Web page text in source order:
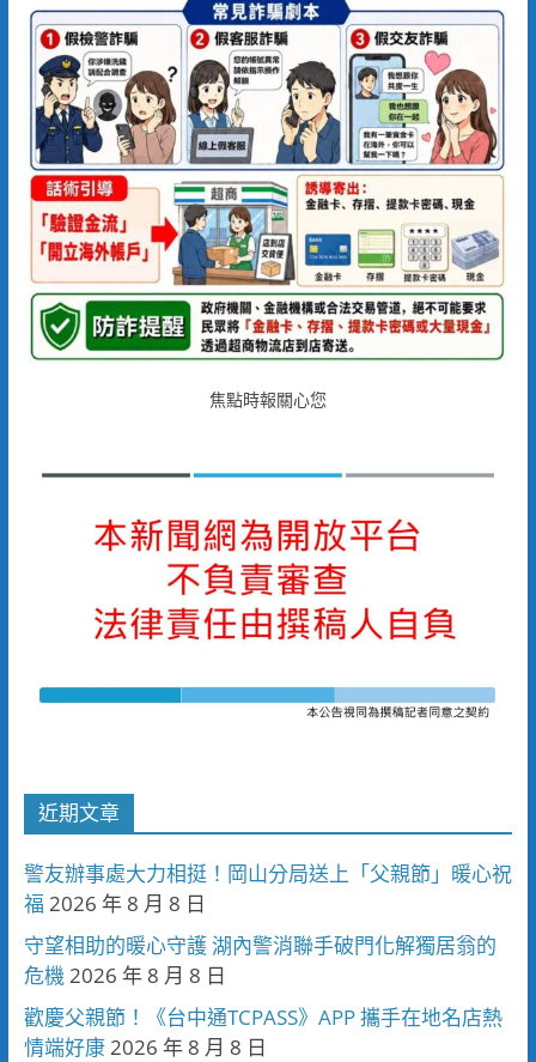
焦點時報關心您
近期文章
警友辦事處大力相挺！岡山分局送上「父親節」暖心祝
福 2026 年 8 月 8 日
守望相助的暖心守護 湖內警消聯手破門化解獨居翁的
危機2026 年 8 月 8 日
歡慶父親節！《台中通TCPASS》APP 攜手在地名店熱
情端好康2026 年 8 月 8 日